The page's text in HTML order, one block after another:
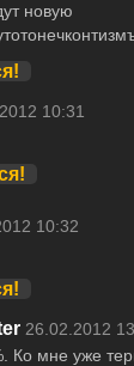
новую
10:31
10:32
26.02.2012
Ко мне уже